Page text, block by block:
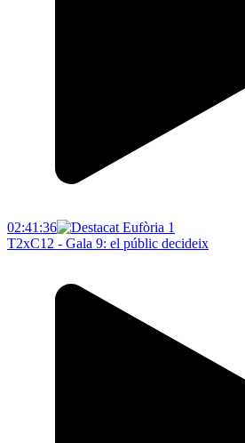
02:41:36
T2xC12 - Gala 9: el públic decideix